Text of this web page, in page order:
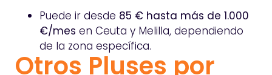
Puede ir desde 85 € hasta más de 1.000
€/mes en Ceuta y Melilla, dependiendo
de la zona específica.
Otros Pluses por